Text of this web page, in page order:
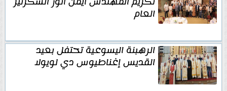
العام
الرهبنة اليسوعية تحتفل بعيد
القديس إغناطيوس دي لويولا